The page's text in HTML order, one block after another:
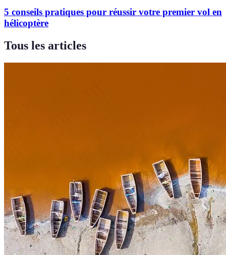
5 conseils pratiques pour réussir votre premier vol en
hélicoptère
Tous les articles